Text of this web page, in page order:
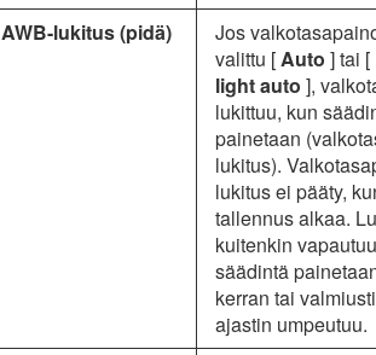
AWB-lukitus (pidä)
Jos
valittu [Auto ] tai [
light auto ],
lukittuu, kun
painetaan
lukitus).
lukitus ei pääty,
tallennus alkaa.
kuitenkin
säädintä
kerran tai
ajastin umpeutuu.